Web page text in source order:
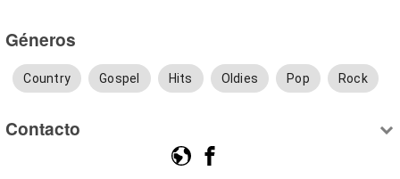
Géneros
Country Gospel Hits Oldies Pop Rock
Contacto